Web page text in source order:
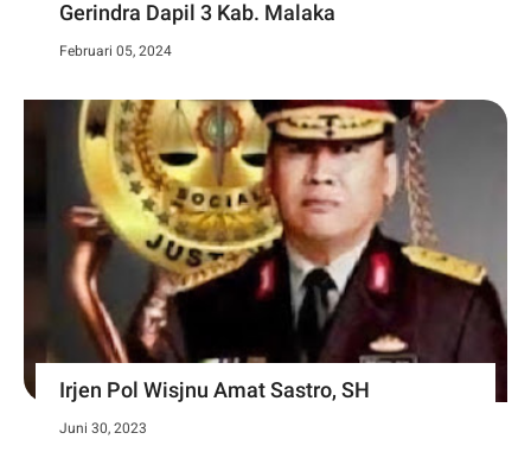
Gerindra Dapil 3 Kab. Malaka
Februari 05, 2024
Irjen Pol Wisjnu Amat Sastro, SH
Juni 30, 2023